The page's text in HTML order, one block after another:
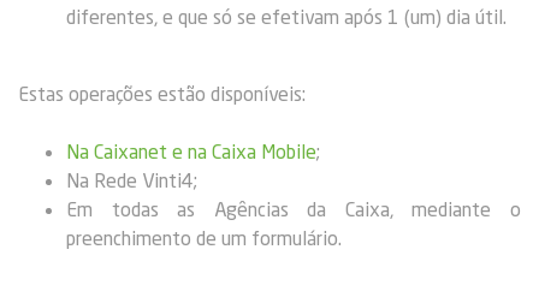
diferentes, e que só se efetivam após 1 (um) dia útil.
Estas operações estão disponíveis:
Na Caixanet e na Caixa Mobile;
Na Rede Vinti4;
Em todas as Agências da Caixa, mediante o
preenchimento de um formulário.